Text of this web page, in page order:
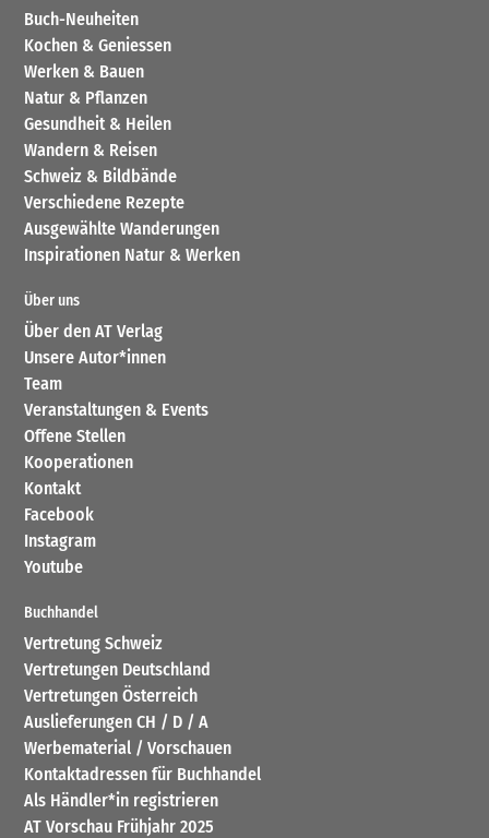
Buch-Neuheiten
Kochen & Geniessen
Werken & Bauen
Natur & Pflanzen
Gesundheit & Heilen
Wandern & Reisen
Schweiz & Bildbände
Verschiedene Rezepte
Ausgewählte Wanderungen
Inspirationen Natur & Werken
Über uns
Über den AT Verlag
Unsere Autor*innen
Team
Veranstaltungen & Events
Offene Stellen
Kooperationen
Kontakt
Facebook
Instagram
Youtube
Buchhandel
Vertretung Schweiz
Vertretungen Deutschland
Vertretungen Österreich
Auslieferungen CH / D / A
Werbematerial / Vorschauen
Kontaktadressen für Buchhandel
Als Händler*in registrieren
AT Vorschau Frühjahr 2025